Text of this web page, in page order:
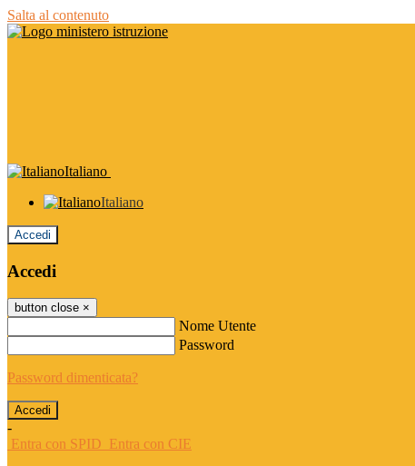
Salta al contenuto
Italiano
Italiano
Accedi
Accedi
button close ×
Nome Utente
Password
Password dimenticata?
-
Entra con SPID Entra con CIE